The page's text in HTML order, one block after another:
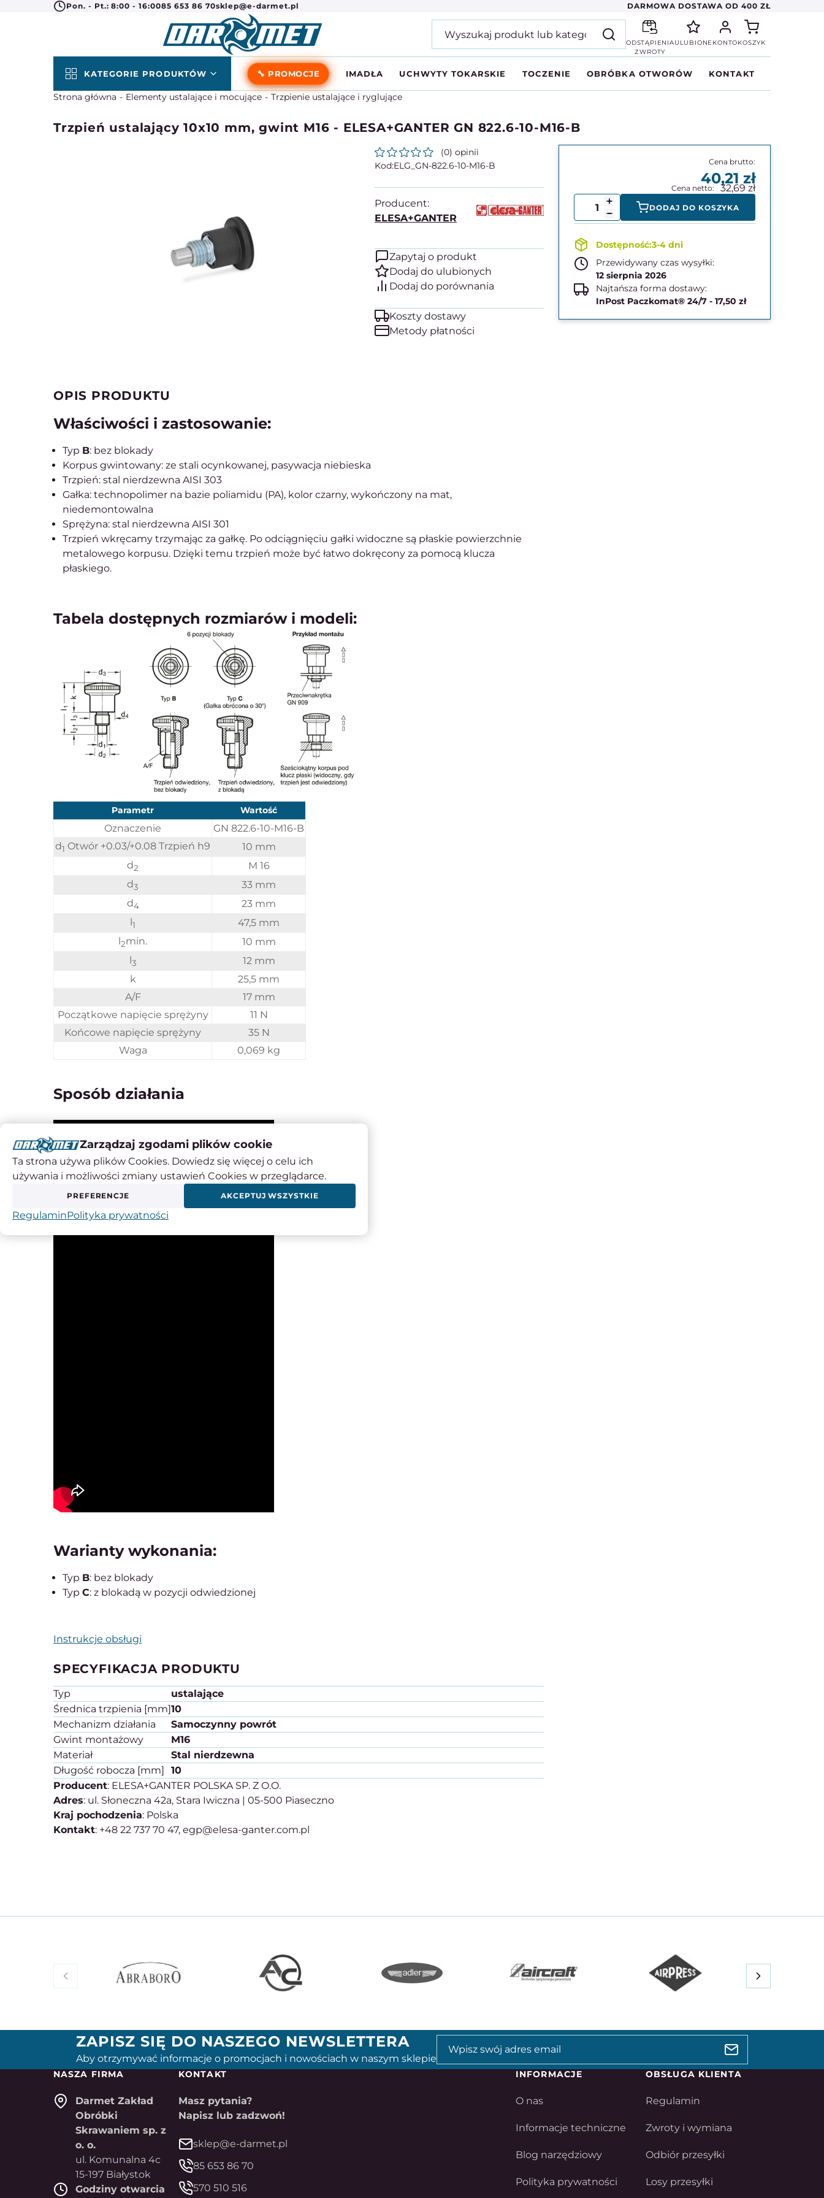
Pon. - Pt.: 8:00 - 16:0085 653 86 70sklep@e-darmet.pl DARMOWA DOSTAWA OD 400 ZŁ
ODSTĄPIENIA
ZWROTY
ULUBIONE KONTOKOSZYK
KATEGORIE PRODUKTÓW 🔧 PROMOCJE IMADŁA UCHWYTY TOKARSKIE TOCZENIE OBRÓBKA OTWORÓW KONTAKT
Strona główna Elementy ustalające i mocujące Trzpienie ustalające i ryglujące
Trzpień ustalający 10x10 mm, gwint M16 - ELESA+GANTER GN 822.6-10-M16-B
(0) opinii
ELG_GN-822.6-10-M16-B
Producent:
ELESA+GANTER
Zapytaj o produkt
Koszty dostawy
Metody płatności
40,21
32,69
DODAJ DO KOSZYKA
3-4 dni
Przewidywany czas wysyłki:
12 sierpnia 2026
Najtańsza forma dostawy:
InPost Paczkomat® 24/7 - 17,50 zł
OPIS PRODUKTU
Właściwości i zastosowanie:
Typ B: bez blokady
Korpus gwintowany: ze stali ocynkowanej, pasywacja niebieska
Trzpień: stal nierdzewna AISI 303
Gałka: technopolimer na bazie poliamidu (PA), kolor czarny, wykończony na mat,
niedemontowalna
Sprężyna: stal nierdzewna AISI 301
Trzpień wkręcamy trzymając za gałkę. Po odciągnięciu gałki widoczne są płaskie powierzchnie
metalowego korpusu. Dzięki temu trzpień może być łatwo dokręcony za pomocą klucza
płaskiego.
Tabela dostępnych rozmiarów i modeli:
Parametr Wartość
Oznaczenie
GN 822.6-10-M16-B
d1 Otwór +0.03/+0.08 Trzpień h9
10 mm
d2
M 16
d3
33 mm
d4
23 mm
l1
47,5 mm
l2min.
10 mm
l3
12 mm
k
25,5 mm
A/F
17 mm
Początkowe napięcie sprężyny
11 N
Końcowe napięcie sprężyny
35 N
Waga
0,069 kg
Sposób działania
Warianty wykonania:
Typ B: bez blokady
Typ C: z blokadą w pozycji odwiedzionej
Instrukcje obsługi
SPECYFIKACJA PRODUKTU
Typ
ustalające
Średnica trzpienia [mm]10
Mechanizm działania
Samoczynny powrót
Gwint montażowy
M16
Materiał
Stal nierdzewna
Długość robocza [mm]
10
Producent: ELESA+GANTER POLSKA SP. Z O.O.
Adres: ul. Słoneczna 42a, Stara Iwiczna | 05-500 Piaseczno
Kraj pochodzenia: Polska
Kontakt: +48 22 737 70 47, egp@elesa-ganter.com.pl
ZAPISZ SIĘ DO NASZEGO NEWSLETTERA
Aby otrzymywać informacje o promocjach i nowościach w naszym sklepie
NASZA FIRMA
Darmet Zakład
Obróbki
Skrawaniem sp. z
o. o.
ul. Komunalna 4c
15-197 Białystok
Godziny otwarcia
KONTAKT
Masz pytania?
Napisz lub zadzwoń!
sklep@e-darmet.pl
85 653 86 70
570 510 516
INFORMACJE
O nas
Informacje techniczne
Blog narzędziowy
Polityka prywatności
OBSŁUGA KLIENTA
Regulamin
Zwroty i wymiana
Odbiór przesyłki
Losy przesyłki
Zarządzaj zgodami plików cookie
Ta strona używa plików Cookies. Dowiedz się więcej o celu ich
używania i możliwości zmiany ustawień Cookies w przeglądarce.
PREFERENCJE AKCEPTUJ WSZYSTKIE
RegulaminPolityka prywatności